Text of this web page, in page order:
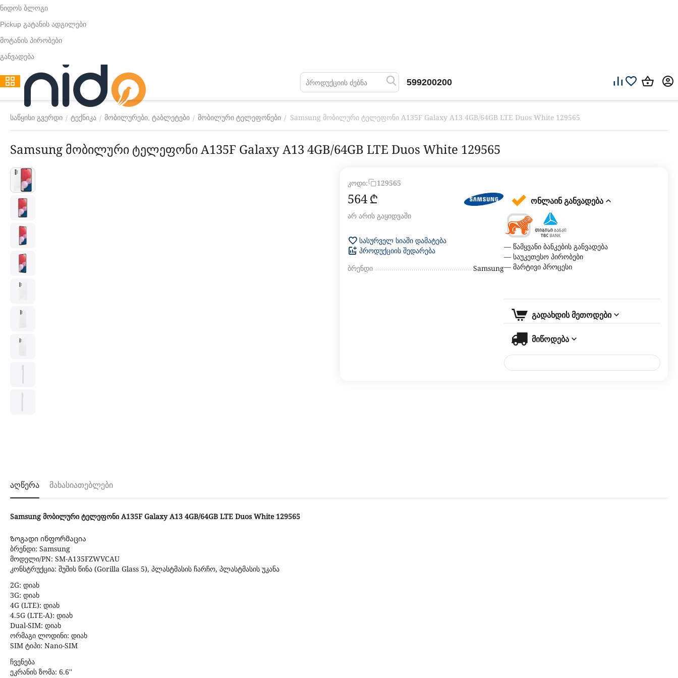
ნიდოს ბლოგი
Pickup გატანის ადგილები
მოტანის პირობები
განვადება
599200200
საწყისი გვერდი / ტექნიკა / მობილურები, ტაბლეტები / მობილური ტელეფონები / Samsung მობილური ტელეფონი A135F Galaxy A13 4GB/64GB LTE Duos White 129565
Samsung მობილური ტელეფონი A135F Galaxy A13 4GB/64GB LTE Duos White 129565
კოდი: 129565
‍564‍₾
არ არის გაყიდვაში
სასურველ სიაში დამატება
პროდუქციის შედარება
ბრენდი Samsung
ონლაინ განვადება
— წამყვანი ბანკების განვადება
— საუკეთესო პირობები
— მარტივი პროცესი
გადახდის მეთოდები
მიწოდება
აღწერა მახასიათებლები
Samsung მობილური ტელეფონი A135F Galaxy A13 4GB/64GB LTE Duos White 129565
Ზოგადი ინფორმაცია
ბრენდი: Samsung
მოდელი/PN: SM-A135FZWVCAU
კონსტრუქცია: შუშის წინა (Gorilla Glass 5), პლასტმასის ჩარჩო, პლასტმასის უკანა
2G: დიახ
3G: დიახ
4G (LTE): დიახ
4.5G (LTE-A): დიახ
Dual-SIM: დიახ
ორმაგი ლოდინი: დიახ
SIM ტიპი: Nano-SIM
ჩვენება
ეკრანის ზომა: 6.6''